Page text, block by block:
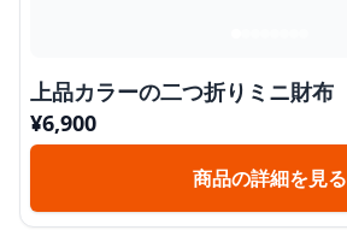
上品カラーの二つ折りミニ財布
¥6,900
商品の詳細を見る